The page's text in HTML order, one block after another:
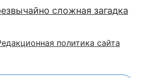
сложная загадка
политика сайта